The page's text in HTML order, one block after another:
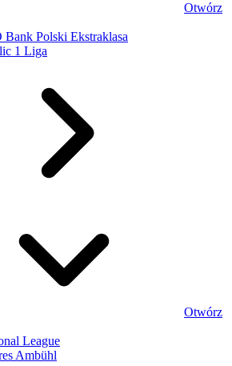
Otwórz
Bank Polski Ekstraklasa
1 Liga
Otwórz
League
Ambühl